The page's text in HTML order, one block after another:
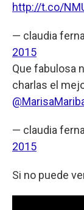
http://t.co/
— claudia
2015
Que fabulosa
charlas el
— claudia
2015
Si no puede